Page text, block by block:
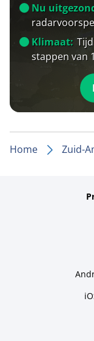
Nu
Klimaat:
stappen van
Home Zuid-